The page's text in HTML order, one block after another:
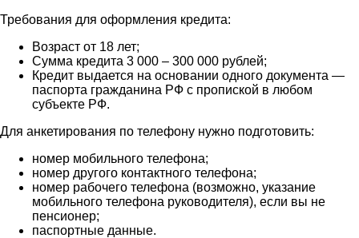
Требования для оформления кредита:
Возраст от 18 лет;
Сумма кредита 3 000 – 300 000 рублей;
Кредит выдается на основании одного документа —
паспорта гражданина РФ с пропиской в любом
субъекте РФ.
Для анкетирования по телефону нужно подготовить:
номер мобильного телефона;
номер другого контактного телефона;
номер рабочего телефона (возможно, указание
мобильного телефона руководителя), если вы не
пенсионер;
паспортные данные.